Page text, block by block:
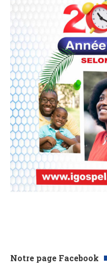
Notre page Facebook